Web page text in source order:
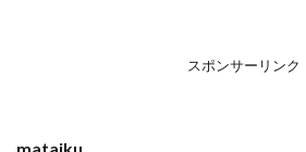
スポンサーリンク